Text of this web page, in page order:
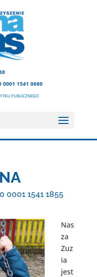
0001 1541 0680
PUBLICZNEGO
0001 1541 1855
Nas
za
Zuz
ia
jest